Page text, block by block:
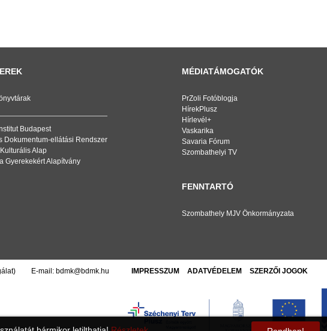
Budapest
Dokumentum-ellátási Rendszer
Alap
Gyerekekért Alapítvány
MÉDIATÁMOGATÓK
PrZoli Fotóblogja
HírekPlusz
Hírlevél+
Vaskarika
Savaria Fórum
Szombathelyi TV
FENNTARTÓ
Szombathely MJV Önkormányzata
E-mail: bdmk@bdmk.hu IMPRESSZUM ADATVÉDELEM SZERZŐI JOGOK